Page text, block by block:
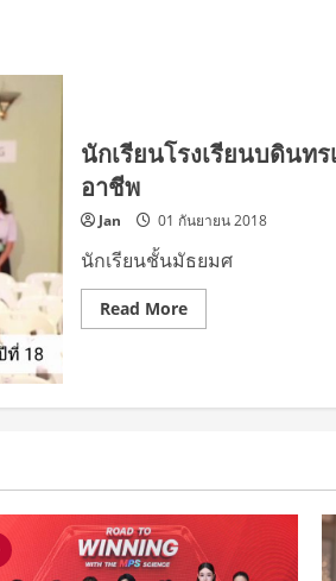
นักเรียนโรงเรียนบดินท
อาชีพ
Jan 01 กันยายน 2018
นักเรียนชั้นมัธยมศ
Read MoreRead
more
ร่วม
ปี
18
ผล
งาน
นักเรียน